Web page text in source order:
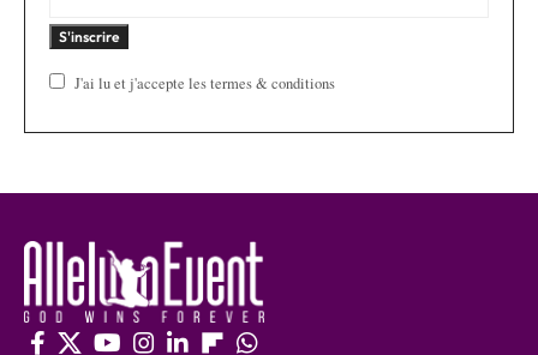
J'ai lu et j'accepte les termes & conditions